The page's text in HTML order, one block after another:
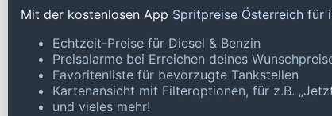
Mit der kostenlosen App Spritpreise Österreich für
Echtzeit-Preise für Diesel & Benzin
Preisalarme bei Erreichen deines
Favoritenliste für bevorzugte Tankstellen
Kartenansicht mit Filteroptionen, für z.B.
und vieles mehr!